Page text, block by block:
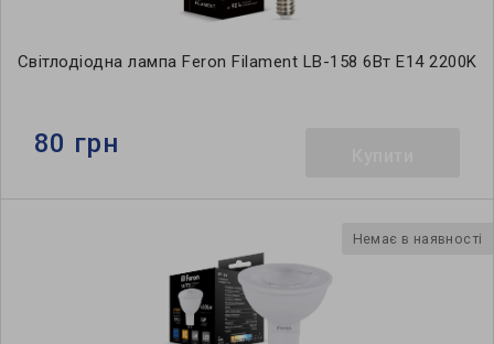
Світлодіодна лампа Feron Filament LB-158 6Вт E14 2200K
80 грн
Немає в наявності